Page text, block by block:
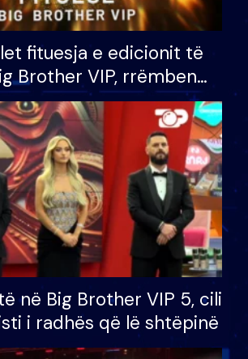
fituesja e edicionit të
Brother VIP, rrëmben
prej 100 mijë eurosh
në Big Brother VIP 5, cili
i radhës që lë shtëpinë